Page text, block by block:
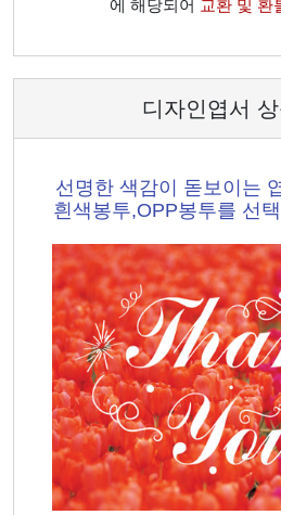
에 해당되어 교환 및 환
디자인엽서
선명한 색감이 돋보이는
흰색봉투,OPP봉투를 선